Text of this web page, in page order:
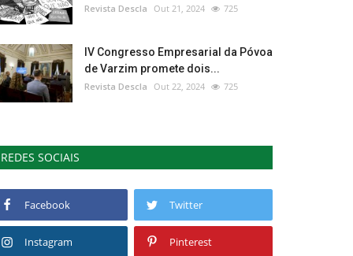
Revista Descla Out 21, 2024 725
IV Congresso Empresarial da Póvoa
de Varzim promete dois...
Revista Descla Out 22, 2024 725
REDES SOCIAIS
Facebook Twitter
Instagram Pinterest